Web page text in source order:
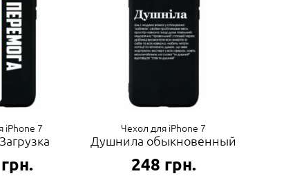
iPhone 7
грн.
Чехол для iPhone 7
Душнила обыкновенный
248 грн.